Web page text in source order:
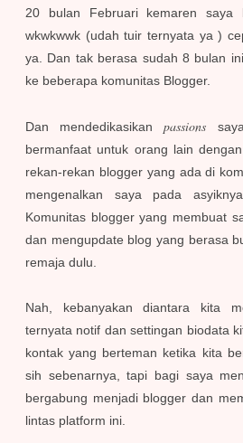
20 bulan Februari kemaren saya
wkwkwwk (udah tuir ternyata ya )
ya. Dan tak berasa sudah 8 bulan
ke beberapa komunitas Blogger.
Dan mendedikasikanpassions
bermanfaat untuk orang lain
rekan-rekan blogger yang ada di
mengenalkan saya pada
Komunitas blogger yang membuat
dan mengupdate blog yang berasa
remaja dulu.
Nah, kebanyakan diantara kita
ternyata notif dan settingan biodata
kontak yang berteman ketika kita
sih sebenarnya, tapi bagi saya
bergabung menjadi blogger dan
lintas platform ini.